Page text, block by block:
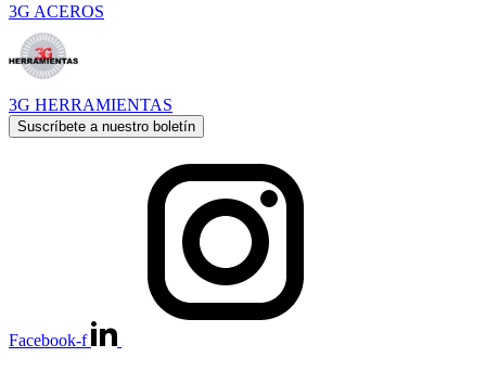
3G ACEROS
3G HERRAMIENTAS
Suscríbete a nuestro boletín
Facebook-f